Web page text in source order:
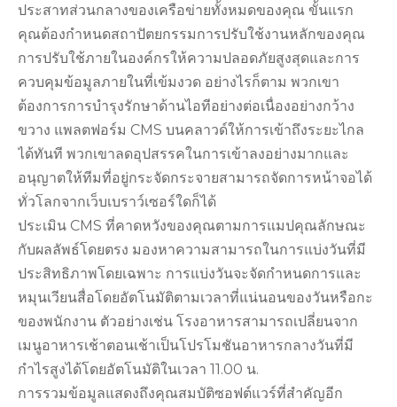
ประสาทส่วนกลางของเครือข่ายทั้งหมดของคุณ ขั้นแรก
คุณต้องกำหนดสถาปัตยกรรมการปรับใช้งานหลักของคุณ
การปรับใช้ภายในองค์กรให้ความปลอดภัยสูงสุดและการ
ควบคุมข้อมูลภายในที่เข้มงวด อย่างไรก็ตาม พวกเขา
ต้องการการบำรุงรักษาด้านไอทีอย่างต่อเนื่องอย่างกว้าง
ขวาง แพลตฟอร์ม CMS บนคลาวด์ให้การเข้าถึงระยะไกล
ได้ทันที พวกเขาลดอุปสรรคในการเข้าลงอย่างมากและ
อนุญาตให้ทีมที่อยู่กระจัดกระจายสามารถจัดการหน้าจอได้
ทั่วโลกจากเว็บเบราว์เซอร์ใดก็ได้
ประเมิน CMS ที่คาดหวังของคุณตามการแมปคุณลักษณะ
กับผลลัพธ์โดยตรง มองหาความสามารถในการแบ่งวันที่มี
ประสิทธิภาพโดยเฉพาะ การแบ่งวันจะจัดกำหนดการและ
หมุนเวียนสื่อโดยอัตโนมัติตามเวลาที่แน่นอนของวันหรือกะ
ของพนักงาน ตัวอย่างเช่น โรงอาหารสามารถเปลี่ยนจาก
เมนูอาหารเช้าตอนเช้าเป็นโปรโมชันอาหารกลางวันที่มี
กำไรสูงได้โดยอัตโนมัติในเวลา 11.00 น.
การรวมข้อมูลแสดงถึงคุณสมบัติซอฟต์แวร์ที่สำคัญอีก